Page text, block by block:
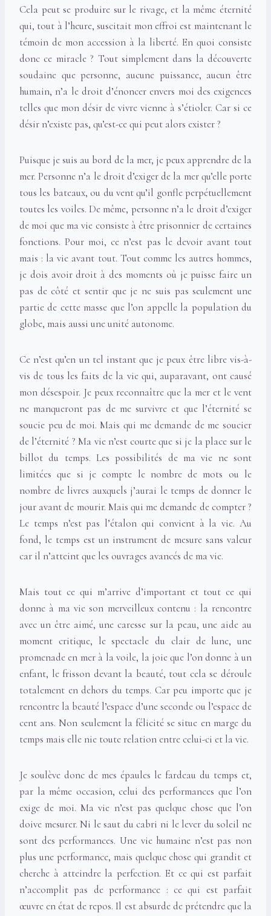
Cela peut se produire sur le rivage, et la même éternité
qui, tout à l’heure, suscitait mon effroi est maintenant le
témoin de mon accession à la liberté. En quoi consiste
donc ce miracle ? Tout simplement dans la découverte
soudaine que personne, aucune puissance, aucun être
humain, n’a le droit d’énoncer envers moi des exigences
telles que mon désir de vivre vienne à s’étioler. Car si ce
désir n’existe pas, qu’est-ce qui peut alors exister ?
Puisque je suis au bord de la mer, je peux apprendre de la
mer. Personne n’a le droit d’exiger de la mer qu’elle porte
tous les bateaux, ou du vent qu’il gonfle perpétuellement
toutes les voiles. De même, personne n’a le droit d’exiger
de moi que ma vie consiste à être prisonnier de certaines
fonctions. Pour moi, ce n’est pas le devoir avant tout
mais : la vie avant tout. Tout comme les autres hommes,
je dois avoir droit à des moments où je puisse faire un
pas de côté et sentir que je ne suis pas seulement une
partie de cette masse que l’on appelle la population du
globe, mais aussi une unité autonome.
Ce n’est qu’en un tel instant que je peux être libre vis-à-
vis de tous les faits de la vie qui, auparavant, ont causé
mon désespoir. Je peux reconnaître que la mer et le vent
ne manqueront pas de me survivre et que l’éternité se
soucie peu de moi. Mais qui me demande de me soucier
de l’éternité ? Ma vie n’est courte que si je la place sur le
billot du temps. Les possibilités de ma vie ne sont
limitées que si je compte le nombre de mots ou le
nombre de livres auxquels j’aurai le temps de donner le
jour avant de mourir. Mais qui me demande de compter ?
Le temps n’est pas l’étalon qui convient à la vie. Au
fond, le temps est un instrument de mesure sans valeur
car il n’atteint que les ouvrages avancés de ma vie.
Mais tout ce qui m’arrive d’important et tout ce qui
donne à ma vie son merveilleux contenu : la rencontre
avec un être aimé, une caresse sur la peau, une aide au
moment critique, le spectacle du clair de lune, une
promenade en mer à la voile, la joie que l’on donne à un
enfant, le frisson devant la beauté, tout cela se déroule
totalement en dehors du temps. Car peu importe que je
rencontre la beauté l’espace d’une seconde ou l’espace de
cent ans. Non seulement la félicité se situe en marge du
temps mais elle nie toute relation entre celui-ci et la vie.
Je soulève donc de mes épaules le fardeau du temps et,
par la même occasion, celui des performances que l’on
exige de moi. Ma vie n’est pas quelque chose que l’on
doive mesurer. Ni le saut du cabri ni le lever du soleil ne
sont des performances. Une vie humaine n’est pas non
plus une performance, mais quelque chose qui grandit et
cherche à atteindre la perfection. Et ce qui est parfait
n’accomplit pas de performance : ce qui est parfait
œuvre en état de repos. Il est absurde de prétendre que la